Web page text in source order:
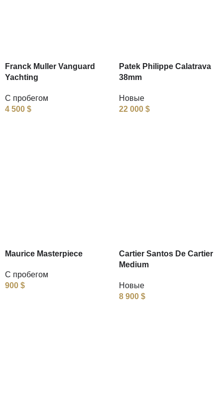
Franck Muller Vanguard
Yachting
С пробегом
4 500 $
Patek Philippe Calatrava
38mm
Новые
22 000 $
Maurice Masterpiece
С пробегом
900 $
Cartier Santos De Cartier
Medium
Новые
8 900 $